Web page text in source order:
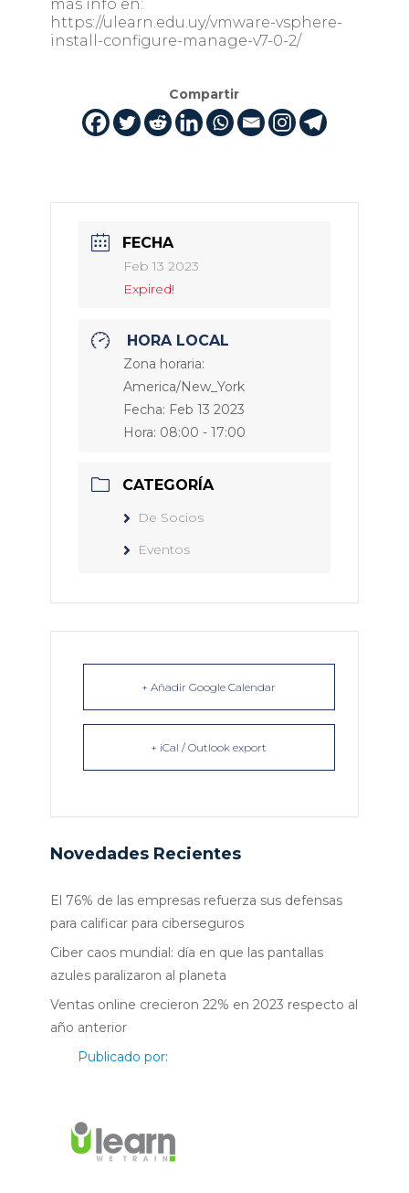
más info en:
https://ulearn.edu.uy/vmware-vsphere-
install-configure-manage-v7-0-2/
Compartir
FECHA
Feb 13 2023
Expired!
HORA LOCAL
Zona horaria:
America/New_York
Fecha: Feb 13 2023
Hora: 08:00 - 17:00
CATEGORÍA
De Socios
Eventos
+ Añadir Google Calendar
+ iCal / Outlook export
Novedades Recientes
El 76% de las empresas refuerza sus defensas
para calificar para ciberseguros
Ciber caos mundial: día en que las pantallas
azules paralizaron al planeta
Ventas online crecieron 22% en 2023 respecto al
año anterior
Publicado por: